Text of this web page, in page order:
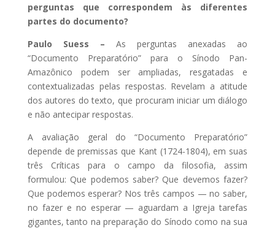
perguntas que correspondem às diferentes
partes do documento?
Paulo Suess – As perguntas anexadas ao
“Documento Preparatório” para o Sínodo Pan-
Amazônico podem ser ampliadas, resgatadas e
contextualizadas pelas respostas. Revelam a atitude
dos autores do texto, que procuram iniciar um diálogo
e não antecipar respostas.
A avaliação geral do “Documento Preparatório”
depende de premissas que Kant (1724-1804), em suas
três Críticas para o campo da filosofia, assim
formulou: Que podemos saber? Que devemos fazer?
Que podemos esperar? Nos três campos — no saber,
no fazer e no esperar — aguardam a Igreja tarefas
gigantes, tanto na preparação do Sínodo como na sua